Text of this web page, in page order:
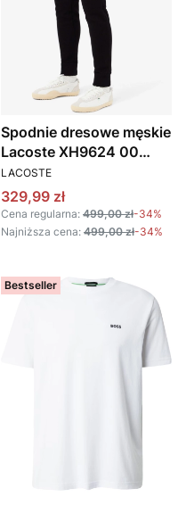
Spodnie dresowe męskie
Lacoste XH9624 00
CZARNY
PRODUCENT
LACOSTE
Cena promocyjna
329,99 zł
Cena regularna: 499,00 zł-34%
Najniższa cena: 499,00 zł-34%
Bestseller